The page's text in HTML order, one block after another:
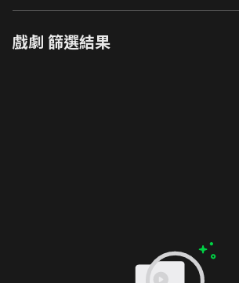
戲劇 篩選結果